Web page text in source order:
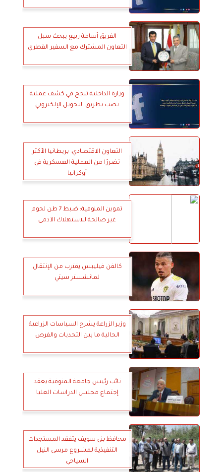
الفريق أسامة ربيع يبحث سبل
التعاون المشترك مع السفير القطري
وزارة الداخلية تنجح في كشف عملية
نصب بطريق التحويل الإلكتروني
التعاون الاقتصادي: بريطانيا الأكثر
تضررًا من العملية العسكرية في
أوكرانيا
تموين المنوفية: ضبط 7 طن لحوم
غير صالحة للاستهلاك الآدمى
كالفن فيليبس يقترب من الإنتقال
لمانشستر سيتي
وزير الزراعة يشرح السياسات الزراعية
الحالية ما بين التحديات والفرص
نائب رئيس جامعة المنوفية يعقد
إجتماع مجلس الدراسات العليا
محافظ بني سويف يتفقد المستجدات
التنفيذية لمشروع مرسى النيل
السياحي